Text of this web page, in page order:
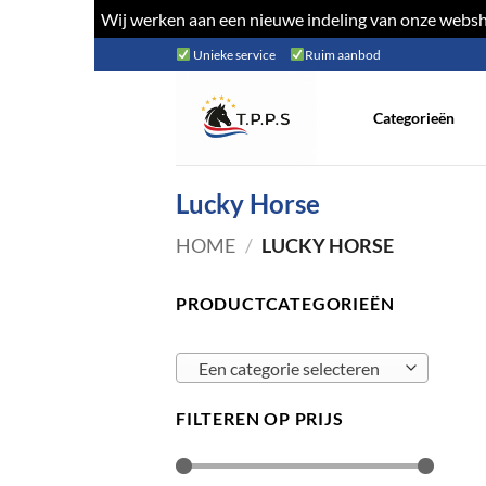
Wij werken aan een nieuwe indeling van onze
naar
Unieke service Ruim aanbod
Categorieën
Lucky Horse
HOME / LUCKY HORSE
PRODUCTCATEGORIEËN
Een categorie selecteren
FILTEREN OP PRIJS